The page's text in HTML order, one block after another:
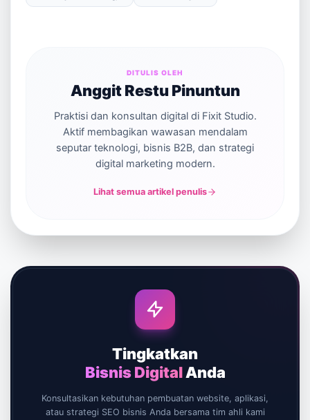
DITULIS OLEH
Anggit Restu Pinuntun
Praktisi dan konsultan digital di Fixit Studio.
Aktif membagikan wawasan mendalam
seputar teknologi, bisnis B2B, dan strategi
digital marketing modern.
Lihat semua artikel penulis
Tingkatkan
Bisnis DigitalAnda
Konsultasikan kebutuhan pembuatan website, aplikasi,
atau strategi SEO bisnis Anda bersama tim ahli kami